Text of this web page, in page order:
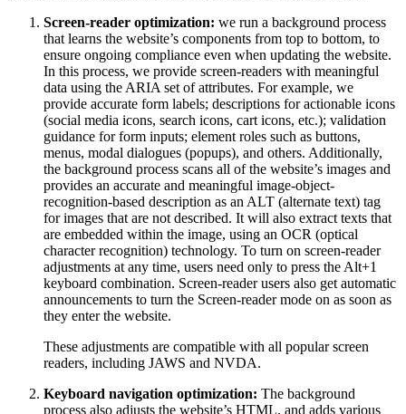
Screen-reader optimization: we run a background process
that learns the website’s components from top to bottom, to
ensure ongoing compliance even when updating the website.
In this process, we provide screen-readers with meaningful
data using the ARIA set of attributes. For example, we
provide accurate form labels; descriptions for actionable icons
(social media icons, search icons, cart icons, etc.); validation
guidance for form inputs; element roles such as buttons,
menus, modal dialogues (popups), and others. Additionally,
the background process scans all of the website’s images and
provides an accurate and meaningful image-object-
recognition-based description as an ALT (alternate text) tag
for images that are not described. It will also extract texts that
are embedded within the image, using an OCR (optical
character recognition) technology. To turn on screen-reader
adjustments at any time, users need only to press the Alt+1
keyboard combination. Screen-reader users also get automatic
announcements to turn the Screen-reader mode on as soon as
they enter the website.
These adjustments are compatible with all popular screen
readers, including JAWS and NVDA.
Keyboard navigation optimization: The background
process also adjusts the website’s HTML, and adds various